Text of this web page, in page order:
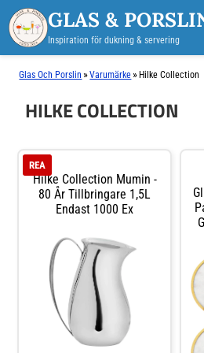
GLAS &
Inspiration för dukning & servering
Glas Och Porslin »Varumärke » Hilke Collection
HILKE COLLECTION
Hilke Collection Mumin -
80 År Tillbringare 1,5L
Endast 1000 Ex
REA